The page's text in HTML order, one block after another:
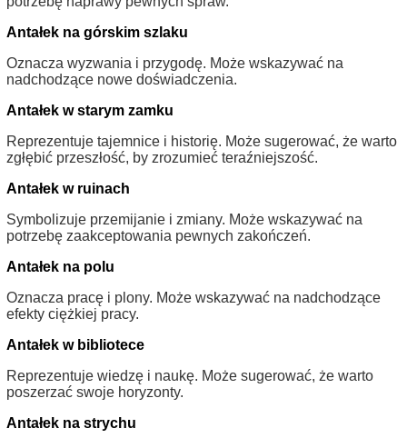
Antałek na górskim szlaku
Oznacza wyzwania i przygodę. Może wskazywać na
nadchodzące nowe doświadczenia.
Antałek w starym zamku
Reprezentuje tajemnice i historię. Może sugerować, że warto
zgłębić przeszłość, by zrozumieć teraźniejszość.
Antałek w ruinach
Symbolizuje przemijanie i zmiany. Może wskazywać na
potrzebę zaakceptowania pewnych zakończeń.
Antałek na polu
Oznacza pracę i plony. Może wskazywać na nadchodzące
efekty ciężkiej pracy.
Antałek w bibliotece
Reprezentuje wiedzę i naukę. Może sugerować, że warto
poszerzać swoje horyzonty.
Antałek na strychu